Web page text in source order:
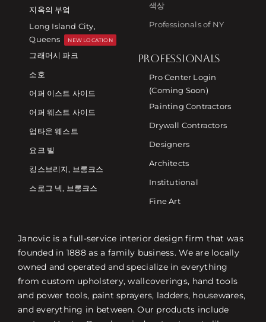
지옥의 부엌
Long Island City,
Queens
NEW LOCATION
그래머시 파크
소호
어퍼 이스트 사이드
어퍼 웨스트 사이드
업타운 웨스트
요크 빌
킹스브리지, 브롱크스
스로그 넥, 브롱크스
색상
Professionals of NY
PROFESSIONALS
Pro Center Login
(Coming Soon)
Painting Contractors
Drywall Contractors
Designers
Architects
Institutional
Fine Art
Janovic is a full-service interior design firm that was
founded in 1888 as a family business. We are locally
owned and operated and specialize in everything
from custom upholstery, wallcoverings, hand tools
and power tools, paint sprayers, ladders, housewares,
and everything in between. Our products include